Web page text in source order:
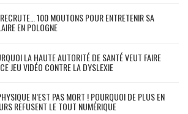
100 MOUTONS POUR ENTRETENIR SA
EN POLOGNE
LA HAUTE AUTORITÉ DE SANTÉ VEUT FAIRE
JEU VIDÉO CONTRE LA DYSLEXIE
N’EST PAS MORT ! POURQUOI DE PLUS EN
REFUSENT LE TOUT NUMÉRIQUE